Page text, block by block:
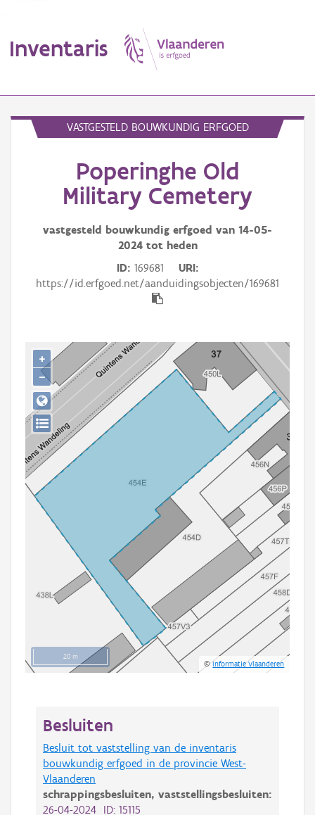
Inventaris
Aanduidingsobject
Waarneming
Gebeurtenis
Downloads
Hergebruik
Aanmelden
VASTGESTELD BOUWKUNDIG ERFGOED
Poperinghe Old
Military Cemetery
vastgesteld bouwkundig erfgoed van 14-05-
2024tot heden
ID 169681
URI
https://id.erfgoed.net/aanduidingsobjecten/169681
20 m
©Informatie Vlaanderen
+
−
Besluiten
Besluit tot vaststelling van de inventaris
bouwkundig erfgoed in de provincie West-
Vlaanderen
schrappingsbesluiten, vaststellingsbesluiten:
26-04-2024 ID: 15115